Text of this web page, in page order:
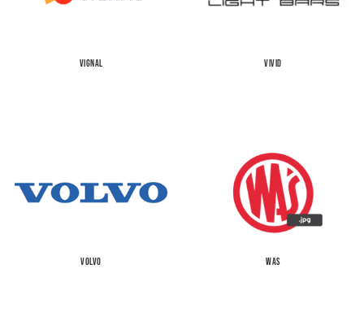
VIGNAL VIVID
VOLVO WAS